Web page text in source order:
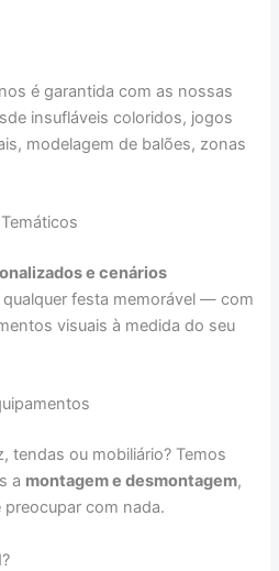
é garantida com as nossas
insufláveis coloridos, jogos
modelagem de balões, zonas
e cenários
festa memorável — com
visuais à medida do seu
tendas ou mobiliário? Temos
a montagem e desmontagem,
com nada.